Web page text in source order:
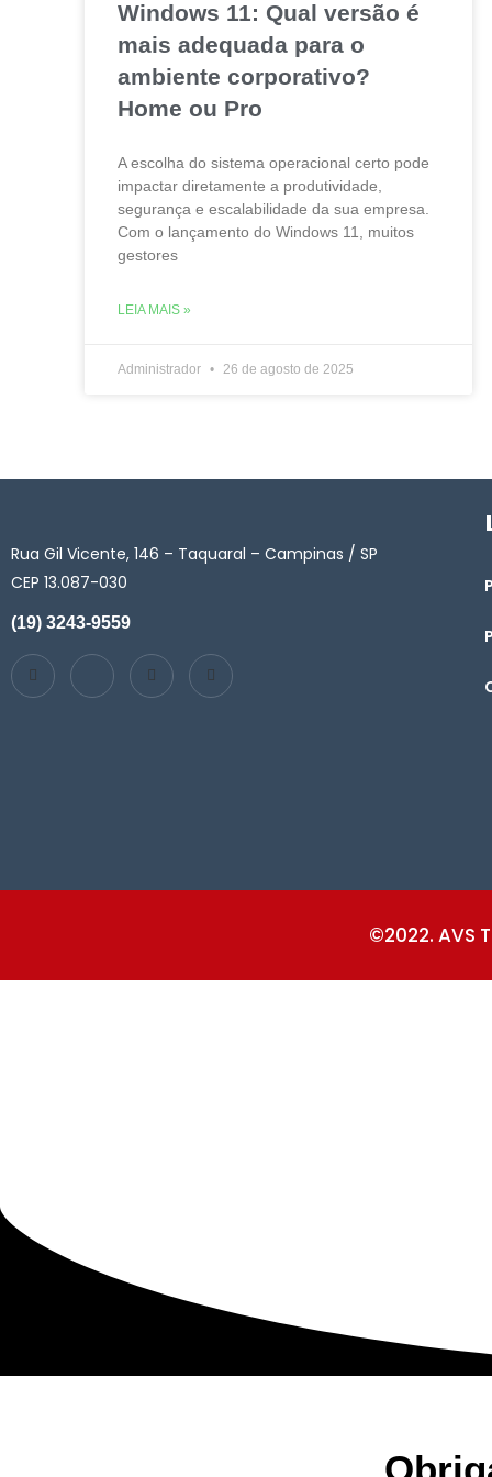
Windows 11: Qual versão é
mais adequada para o
ambiente corporativo?
Home ou Pro
A escolha do sistema operacional certo pode
impactar diretamente a produtividade,
segurança e escalabilidade da sua empresa.
Com o lançamento do Windows 11, muitos
gestores
LEIA MAIS »
Administrador 26 de agosto de 2025
Rua Gil Vicente, 146 – Taquaral – Campinas / SP
CEP 13.087-030
(19) 3243-9559
©2022. AVS